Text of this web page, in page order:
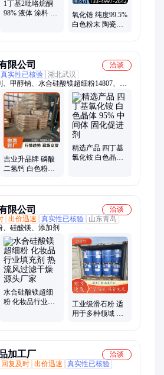
1丁基2吡咯烷酮
98% 液体 涂料 湿
氧化锆 纯度99.5%
白色粉末 陶瓷颜
限公司
洽谈
真实性已核验 湖北武汉
甲醇钠、水合硅酸镁超细粉14807、封
、磷酸铁、磷酸铝、椰油胺、叔丁醇、氯
、去除剂、乙硫氮、黄蜂蜡、abs树脂、
苷、三甘醇、碳酸锆、甲酸铬、二乙胺、
吉业升品牌 磷酸
二氢钙 白色粉末
精选产品 四丁基
氯化铵 白色晶体
限公司
洽谈
出价迅速 真实性已核验
山东青岛
硅酸镁、添加剂
水合硅酸镁超细
粉 化妆品行业填
工业级滑石粉 适
用于多种领域 精
加工厂
洽谈
回复及时 出价迅速
真实性已核验